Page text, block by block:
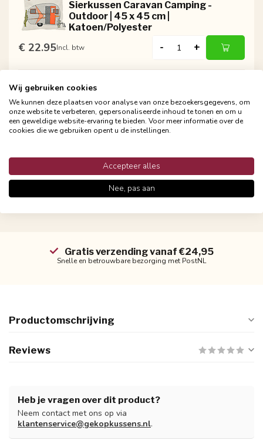
Sierkussen Caravan Camping -
Outdoor | 45 x 45 cm |
Katoen/Polyester
€ 22.95Incl. btw - +
GEK OP KUSSENS!
Sierkussen Gin Tonic - Outdoor | 45 x
45 cm | Katoen/Polyester
Persoonlijke
Binnen 48 uur reactie
Productomschrijving
Reviews
Heb je vragen over dit product?
Neem contact met ons op via
klantenservice@gekopkussens.nl.
Wij gebruiken cookies
We kunnen deze plaatsen voor analyse van onze bezoekersgegevens, om
onze website te verbeteren, gepersonaliseerde inhoud te tonen en om u
een geweldige website-ervaring te bieden. Voor meer informatie over de
cookies die we gebruiken opent u de instellingen.
Accepteer alles
Nee, pas aan